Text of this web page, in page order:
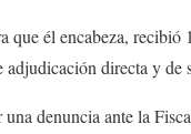
él encabeza, recibió
directa y de
denuncia ante la